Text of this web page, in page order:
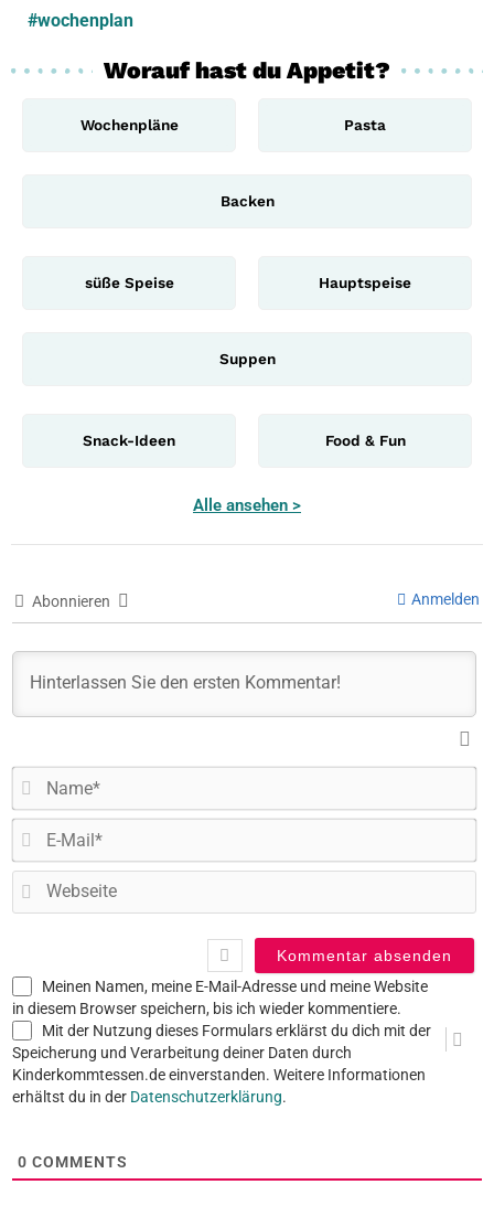
#wochenplan
Worauf hast du Appetit?
Wochenpläne Pasta
Backen
süße Speise Hauptspeise
Suppen
Snack-Ideen Food & Fun
Alle ansehen >
Abonnieren Anmelden
Meinen Namen, meine E-Mail-Adresse und meine Website
in diesem Browser speichern, bis ich wieder kommentiere.
Mit der Nutzung dieses Formulars erklärst du dich mit der
Speicherung und Verarbeitung deiner Daten durch
Kinderkommtessen.de einverstanden. Weitere Informationen
erhältst du in der Datenschutzerklärung.
0 COMMENTS